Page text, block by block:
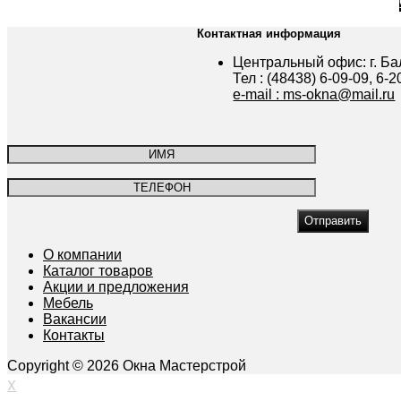
Контактная информация
Центральный офис: г.
Тел : (48438) 6-09-09, 6-
e-mail : ms-okna@mail.ru
О компании
Каталог товаров
Акции и предложения
Мебель
Вакансии
Контакты
Copyright © 2026 Окна Мастерстрой
X